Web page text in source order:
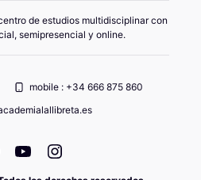
de estudios multidisciplinar con
semipresencial y online.
mobile : +34 666 875 860